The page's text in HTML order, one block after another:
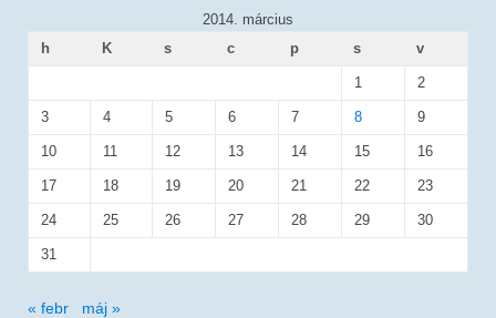
2014. március
h
K s c p s v
1 2
3 4 5 6 7 8 9
10 11 12 13 14 15 16
17 18 19 20 21 22 23
24 25 26 27 28 29 30
31
« febr máj »